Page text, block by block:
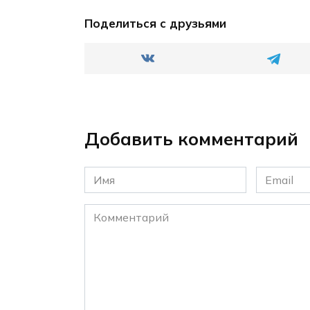
Поделиться с друзьями
Добавить комментарий
Имя
*
Email
*
Комментарий